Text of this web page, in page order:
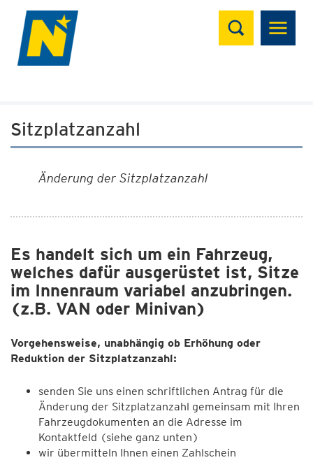
Suchen
Sitzplatzanzahl
Änderung der Sitzplatzanzahl
Es handelt sich um ein Fahrzeug,
welches dafür ausgerüstet ist, Sitze
im Innenraum variabel anzubringen.
(z.B. VAN oder Minivan)
Vorgehensweise, unabhängig ob Erhöhung oder
Reduktion der Sitzplatzanzahl:
senden Sie uns einen schriftlichen Antrag für die
Änderung der Sitzplatzanzahl gemeinsam mit Ihren
Fahrzeugdokumenten an die Adresse im
Kontaktfeld (siehe ganz unten)
wir übermitteln Ihnen einen Zahlschein